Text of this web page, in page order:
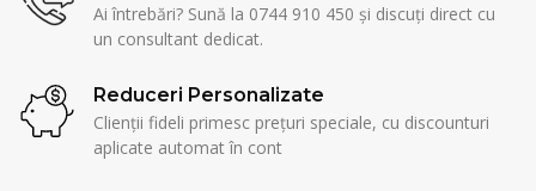
Ai întrebări? Sună la 0744 910 450 și discuți direct cu
un consultant dedicat.
Reduceri Personalizate
Clienții fideli primesc prețuri speciale, cu discounturi
aplicate automat în cont